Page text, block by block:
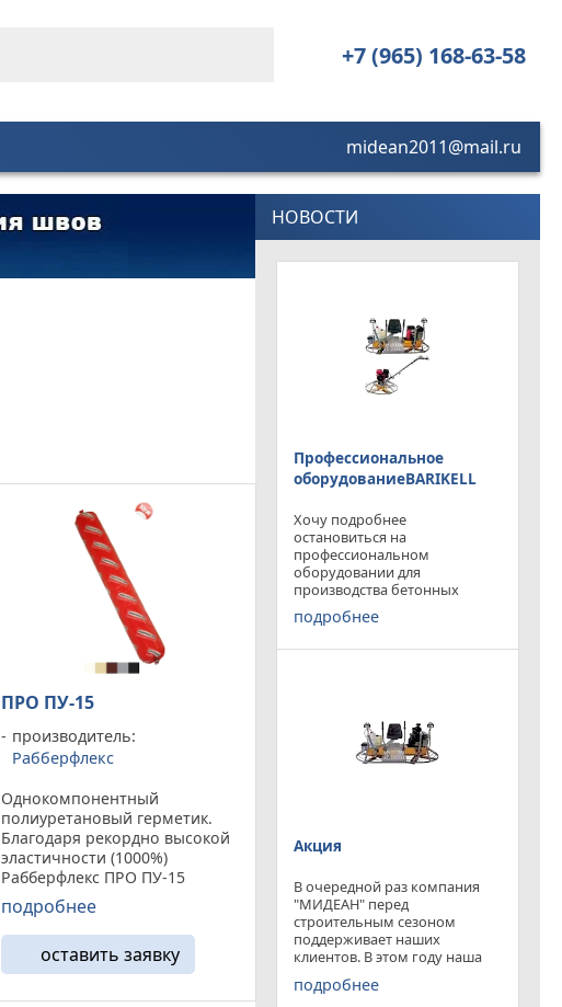
+7 (965) 168-63-58
midean2011@mail.ru
ПРО ПУ-15
производитель:
Рабберфлекс
Однокомпонентный
полиуретановый герметик.
Благодаря рекордно высокой
эластичности (1000%)
Рабберфлекс ПРО ПУ-15
применяется для надежной
герметизации стыковых
соединений с
деформативностью более
25%. Используется для
устройства межпанельных, ...
подробнее
оставить заявку
НОВОСТИ
Профессиональное
оборудованиеBARIKELL
Хочу подробнее
остановиться на
профессиональном
оборудовании для
производства бетонных
работ, ибо к качеству
поверхности бетона в
широк. Это
подробнее
Акция
В очередной раз компания
"МИДЕАН" перед
строительным сезоном
поддерживает наших
клиентов. В этом году наша
компания предлагает
приобрести двухроторную
подробнее